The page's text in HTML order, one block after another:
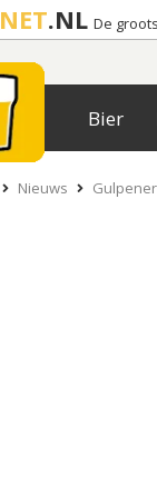
NET.NL De
Bier
Nieuws